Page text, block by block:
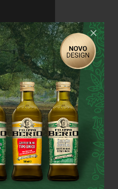
os diversos
para obter
que
Filippo Berio. O
é uma das
da produção do
combinar
suaves, amargos
azeite
forma de arte
em uma tradição
e na
razão, os
Berio são
inteiro pela sua
e talento.